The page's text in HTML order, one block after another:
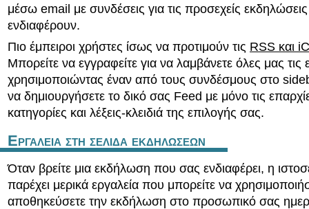
μέσω email με συνδέσεις για τις προσεχείς
ενδιαφέρουν.
Πιο έμπειροι χρήστες ίσως να προτιμούν τις RSS και
Μπορείτε να εγγραφείτε για να λαμβάνετε όλες μας τις
χρησιμοποιώντας έναν από τους συνδέσμους στο
να δημιουργήσετε το δικό σας Feed με μόνο τις
κατηγορίες και λέξεις-κλειδιά της επιλογής σας.
Εργαλεια στη σελιδα εκδηλωσεων
Όταν βρείτε μια εκδήλωση που σας ενδιαφέρει, η
παρέχει μερικά εργαλεία που μπορείτε να
αποθηκεύσετε την εκδήλωση στο προσωπικό σας